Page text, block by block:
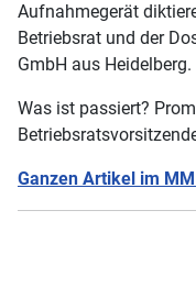
Aufnahmegerät
Betriebsrat und der
GmbH aus
Was ist passiert?
Ganzen Artikel im